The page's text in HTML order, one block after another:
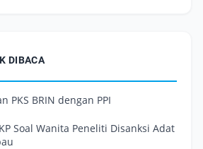
DIBACA
PKS BRIN dengan PPI
Soal Wanita Peneliti Disanksi Adat